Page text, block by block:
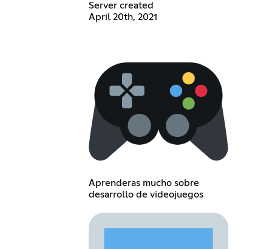
Server created
April 20th, 2021
Aprenderas mucho sobre
desarrollo de videojuegos